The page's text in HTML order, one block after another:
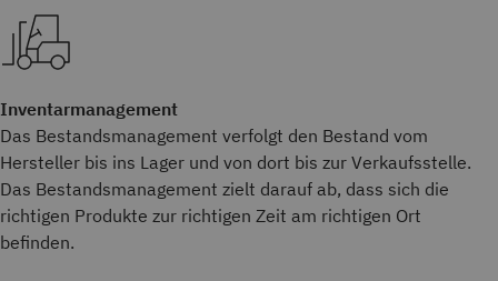
Inventarmanagement
Das Bestandsmanagement verfolgt den Bestand vom
Hersteller bis ins Lager und von dort bis zur Verkaufsstelle.
Das Bestandsmanagement zielt darauf ab, dass sich die
richtigen Produkte zur richtigen Zeit am richtigen Ort
befinden.